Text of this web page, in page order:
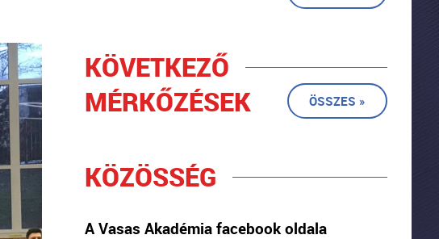
KÖVETKEZŐ
MÉRKŐZÉSEK
ÖSSZES »
KÖZÖSSÉG
A Vasas Akadémia facebook oldala